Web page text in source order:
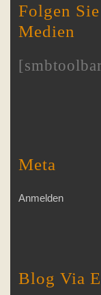
Folgen
Medien
Meta
Anmelden
Blog Via